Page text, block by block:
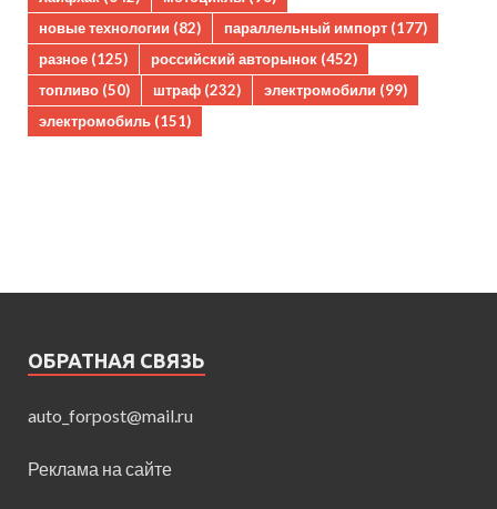
новые технологии (82) параллельный импорт (177)
разное (125) российский авторынок (452)
топливо (50) штраф (232) электромобили (99)
электромобиль (151)
ОБРАТНАЯ СВЯЗЬ
auto_forpost@mail.ru
Реклама на сайте